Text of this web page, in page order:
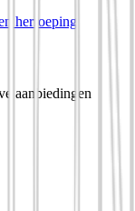
herroeping
aanbiedingen